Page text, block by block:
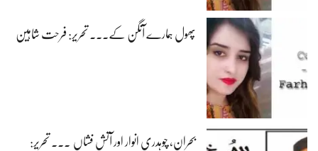
پھول ہمارے آنگن کے۔۔۔ تحریر: فرحت شاہین
بحران، چوہدری انوار اور آتش فشاں ۔۔۔ تحریر: